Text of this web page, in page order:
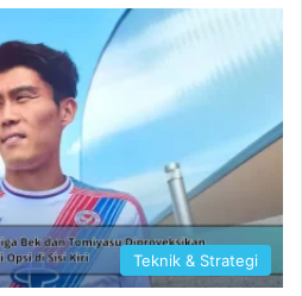
Teknik & Strategi